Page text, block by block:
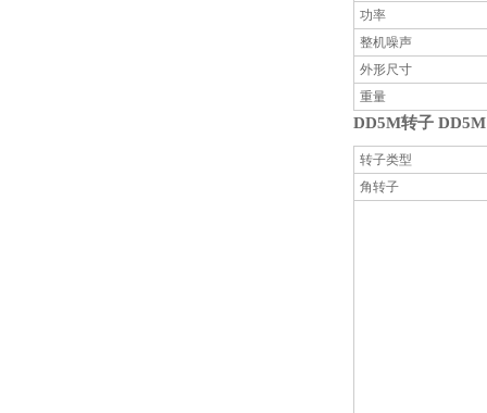
功率
整机噪声
外形尺寸
重量
DD5M转子
转子类型
角转子